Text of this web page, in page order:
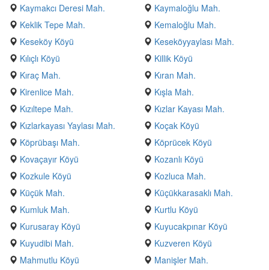
Kaymakcı Deresi Mah.
Kaymaloğlu Mah.
Keklik Tepe Mah.
Kemaloğlu Mah.
Keseköy Köyü
Keseköyyaylası Mah.
Kılıçlı Köyü
Killik Köyü
Kıraç Mah.
Kıran Mah.
Kirenlice Mah.
Kışla Mah.
Kızıltepe Mah.
Kızlar Kayası Mah.
Kızlarkayası Yaylası Mah.
Koçak Köyü
Köprübaşı Mah.
Köprücek Köyü
Kovaçayır Köyü
Kozanlı Köyü
Kozkule Köyü
Kozluca Mah.
Küçük Mah.
Küçükkarasaklı Mah.
Kumluk Mah.
Kurtlu Köyü
Kurusaray Köyü
Kuyucakpınar Köyü
Kuyudibi Mah.
Kuzveren Köyü
Mahmutlu Köyü
Manişler Mah.